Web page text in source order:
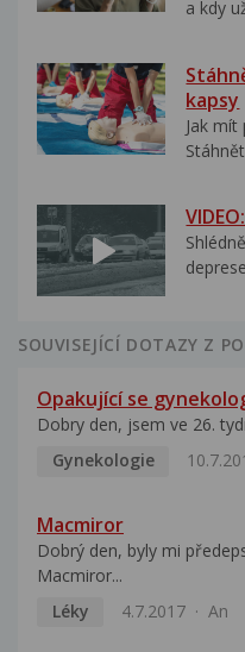
a kdy
kapsy
Jak
SOUVISEJÍCÍ DOTAZY Z
Opakující se
Dobry den, jsem ve 26.
Gynekologie
Macmiror
Dobrý den, byly mi
Macmiror...
Léky
4.7.2017 An